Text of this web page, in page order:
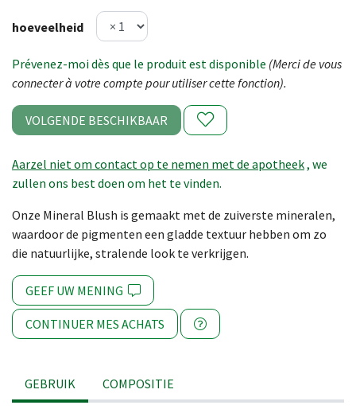
hoeveelheid
Prévenez-moi dès que le produit est disponible (Merci de vous
connecter à votre compte pour utiliser cette fonction).
VOLGENDE BESCHIKBAAR
Aarzel niet om contact op te nemen met de apotheek, we
zullen ons best doen om het te vinden.
Onze Mineral Blush is gemaakt met de zuiverste mineralen,
waardoor de pigmenten een gladde textuur hebben om zo
die natuurlijke, stralende look te verkrijgen.
GEEF UW MENING
CONTINUER MES ACHATS
GEBRUIK COMPOSITIE